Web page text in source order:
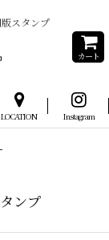
スタンプ
カート
LOCATION Instagram
ンプ